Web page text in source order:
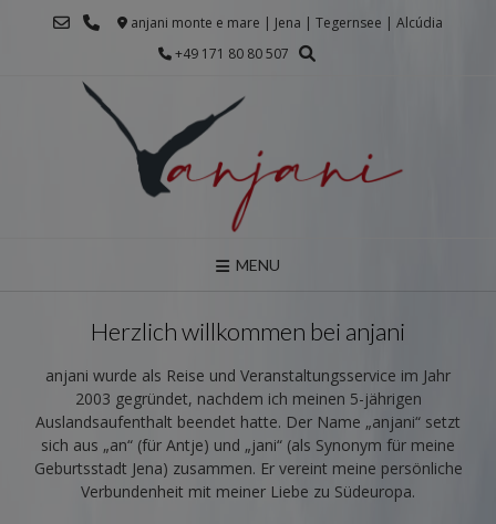
anjani monte e mare | Jena | Tegernsee | Alcúdia
+49 171 80 80 507
MENU
Herzlich willkommen bei anjani
anjani wurde als Reise und Veranstaltungsservice im Jahr
2003 gegründet, nachdem ich meinen 5-jährigen
Auslandsaufenthalt beendet hatte. Der Name „anjani“ setzt
sich aus „an“ (für Antje) und „jani“ (als Synonym für meine
Geburtsstadt Jena) zusammen. Er vereint meine persönliche
Verbundenheit mit meiner Liebe zu Südeuropa.